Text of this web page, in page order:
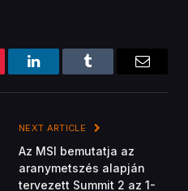
LinkedInTumblr
NEXT ARTICLE
Az MSI bemutatja az
aranymetszés alapján
tervezett Summit 2 az 1-